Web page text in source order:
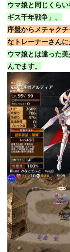
ウマ娘と同じくら
ギス千年戦争」。
序盤からメチャク
なトレーナーさんに
ウマ娘とは違った
んでます。